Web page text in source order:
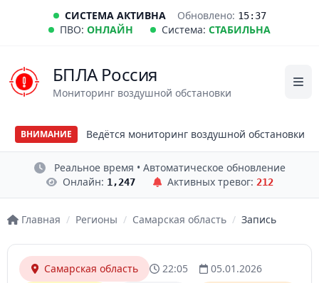
СИСТЕМА АКТИВНА Обновлено: 15:37
ПВО: ОНЛАЙН Система: СТАБИЛЬНА
БПЛА Россия
Мониторинг воздушной обстановки
ВНИМАНИЕ Ведётся мониторинг воздушной обстановки
Реальное время • Автоматическое обновление
Онлайн: 1,247 Активных тревог: 212
Главная / Регионы / Самарская область / Запись
Самарская область 22:05 05.01.2026